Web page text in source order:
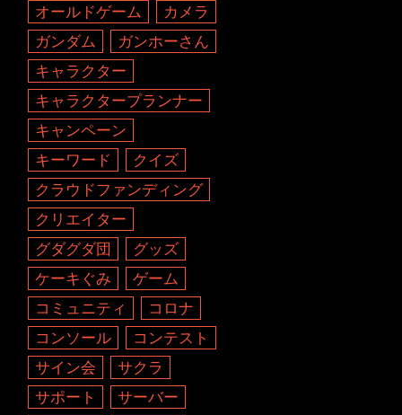
オールドゲーム
カメラ
ガンダム
ガンホーさん
キャラクター
キャラクタープランナー
キャンペーン
キーワード
クイズ
クラウドファンディング
クリエイター
グダグダ団
グッズ
ケーキぐみ
ゲーム
コミュニティ
コロナ
コンソール
コンテスト
サイン会
サクラ
サポート
サーバー